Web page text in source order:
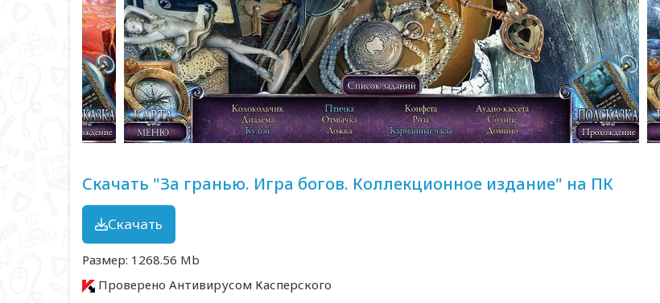
Скачать "За гранью. Игра богов. Коллекционное издание" на ПК
Скачать
Размер: 1268.56 Mb
Проверено Антивирусом Касперского